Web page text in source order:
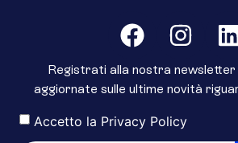
Registrati alla nostra
aggiornate sulle ultime novità
Accetto la Privacy Policy